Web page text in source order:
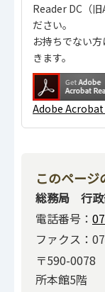
Reader DC（
ださい。
お持ちでない
きます。
Adobe Acrobat
このページ
総務局 行
電話番号：
ファクス：
〒590-
所本館5階